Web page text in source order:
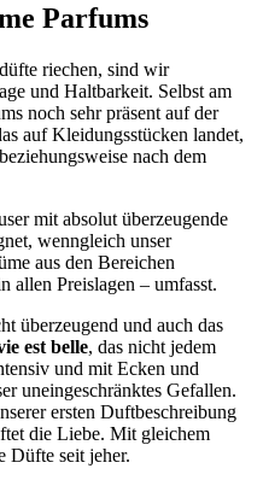
Parfums
riechen, sind wir
und Haltbarkeit. Selbst am
noch sehr präsent auf der
auf Kleidungsstücken landet,
nach dem
mit absolut überzeugende
wenngleich unser
aus den Bereichen
allen Preislagen – umfasst.
überzeugend und auch das
est belle, das nicht jedem
und mit Ecken und
uneingeschränktes Gefallen.
ersten Duftbeschreibung
die Liebe. Mit gleichem
Düfte seit jeher.